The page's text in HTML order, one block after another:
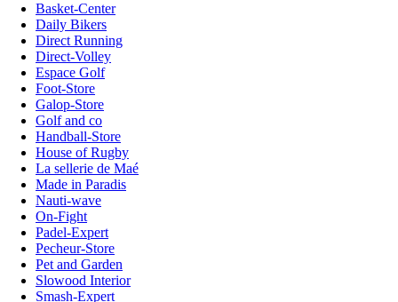
Basket-Center
Daily Bikers
Direct Running
Direct-Volley
Espace Golf
Foot-Store
Galop-Store
Golf and co
Handball-Store
House of Rugby
La sellerie de Maé
Made in Paradis
Nauti-wave
On-Fight
Padel-Expert
Pecheur-Store
Pet and Garden
Slowood Interior
Smash-Expert